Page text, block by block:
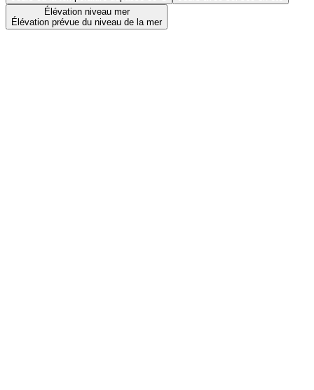
Élévation niveau mer
Élévation prévue du niveau de la mer